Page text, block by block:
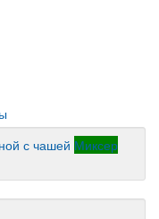
с чашей Миксер